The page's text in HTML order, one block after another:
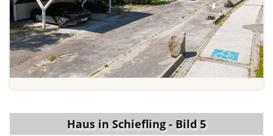
Haus in Schiefling - Bild 5